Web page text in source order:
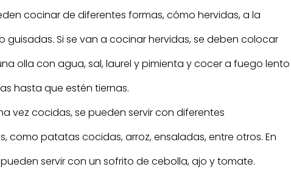
cocinar de diferentes formas, cómo hervidas, a la
guisadas. Si se van a cocinar hervidas, se deben colocar
olla con agua, sal, laurel y pimienta y cocer a fuego lento
hasta que estén tiernas.
vez cocidas, se pueden servir con diferentes
como patatas cocidas, arroz, ensaladas, entre otros. En
servir con un sofrito de cebolla, ajo y tomate.